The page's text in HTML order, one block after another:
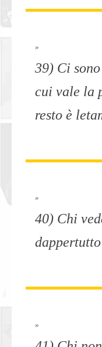
»
39) Ci
cui vale la
resto è
»
40) Chi
»